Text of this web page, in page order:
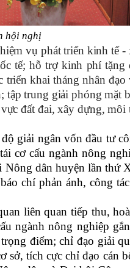
hội nghị
vụ phát triển kinh tế
tế; hỗ trợ kinh phí
khai tháng nhân
trung giải phóng
đất đai, xây dựng,
giải ngân vốn đầu tư
cơ cấu ngành nông
dân huyện lần
chí phản ánh, công
liên quan tiếp thu,
ngành nông nghiệp
điểm; chỉ đạo giải
tích cực chỉ đạo